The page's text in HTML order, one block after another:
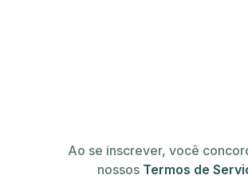
Ao se inscrever, você
nossos Termos de